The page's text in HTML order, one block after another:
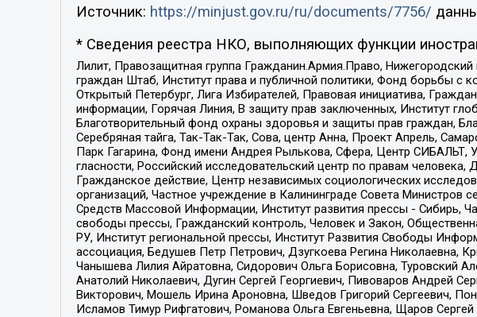
Источник: https://minjust.gov.ru/ru/documents/7756/
* Сведения реестра НКО, выполняющих функции
Лилит, Правозащитная группа Гражданин.Армия.Право,
граждан Штаб, Институт права и публичной политики, Фонд борьбы
Открытый Петербург, Лига Избирателей, Правовая инициатива,
информации, Горячая Линия, В защиту прав заключенных, Институт
Благотворительный фонд охраны здоровья и защиты прав граждан,
Серебряная тайга, Так-Так-Так, Сова, центр Анна, Проект Апрель,
Парк Гагарина, Фонд имени Андрея Рылькова, Сфера, Центр СИБАЛЬТ,
гласности, Российский исследовательский центр по правам
Гражданское действие, Центр независимых социологических
организаций, Частное учреждение в Калининграде Совета
Средств Массовой Информации, Институт развития прессы - Сибирь,
свободы прессы, Гражданский контроль, Человек и Закон,
РУ, Институт региональной прессы, Институт Развития Свободы
ассоциация, Бедушев Петр Петрович, Дзугкоева Регина Николаевна,
Чанышева Лилия Айратовна, Сидорович Ольга Борисовна, Туровский
Анатолий Николаевич, Дугин Сергей Георгиевич, Пивоваров Андрей
Викторович, Мошель Ирина Ароновна, Шведов Григорий Сергеевич,
Исламов Тимур Рифгатович, Романова Ольга Евгеньевна, Щаров